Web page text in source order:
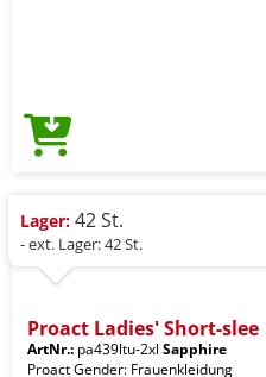
Lager: 42 St.
- ext. Lager: 42 St.
Proact Ladies' Short-slee
ArtNr.: pa439ltu-2xl Sapphire
Proact Gender: Frauenkleidung